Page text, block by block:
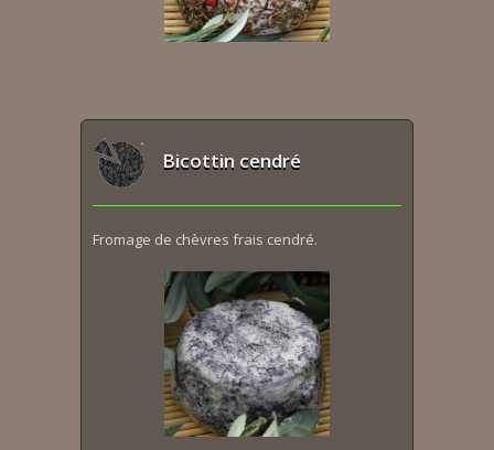
Bicottin cendré
Fromage de chèvres frais cendré.